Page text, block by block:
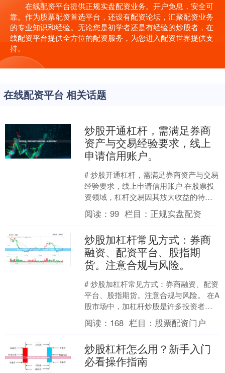
在线配资平台提供正规实盘配资业务。开户免息，安全可
靠。作为股票配资首选平台，还设有配资论坛，汇聚配资业务
的专业知识和经验。无论您是初学者还是有经验的炒股者，在
线配资平台提供全方位的配资服务，为您进入配资世界提供支
持。
在线配资平台 相关话题
炒股开通杠杆，需满足券商
资产与交易经验要求，线上
申请信用账户。
# 炒股开通杠杆，需满足券商资产与交易
经验要求，线上申请信用账户 在股票投
资领域，杠杆交易因其放大收益的特性
而备受关注。对于希望提升资金使用效
率的投资者而言，开....
阅读：99 栏目： 正规实盘配资
炒股加杠杆常见方式：券商
融资、配资平台、股指期
货。注意合规与风险。
# 炒股加杠杆常见方式：券商融资、配资
平台、股指期货。注意合规与风险。 在A
股市场中，加杠杆炒股是许多投资者追
求更高收益的手段。所谓加杠杆，本质
上是通过借入资金....
阅读： 168 栏目： 股票配资门户
炒股杠杆怎么用？新手入门
必看操作指南